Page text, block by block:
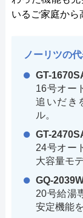
いるご家庭から
ノーリツの
GT-
16号オー
追いだき
ル。
GT-
24号オー
大容量モデ
GQ-
20号給湯
安定機能